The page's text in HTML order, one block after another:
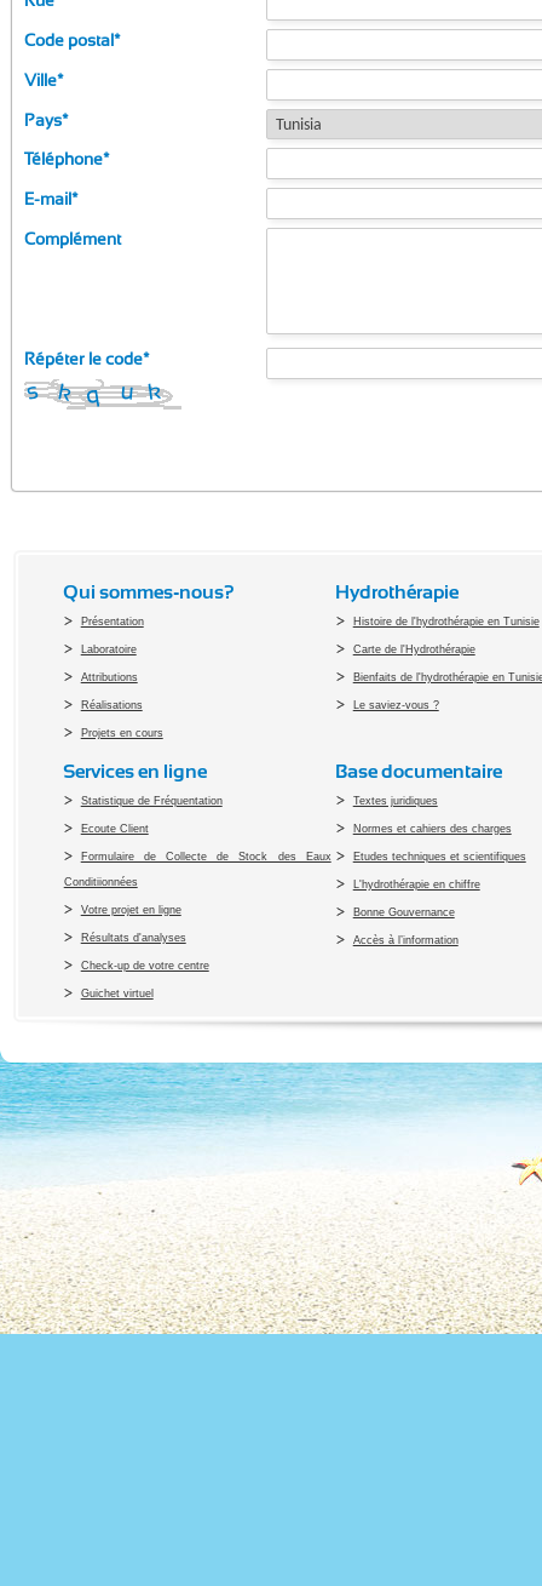
Code postal*
Ville*
Pays*
Téléphone*
E-mail*
Complément
Répéter le code*
Qui sommes-nous?
Présentation
Laboratoire
Attributions
Réalisations
Projets en cours
Hydrothérapie
Histoire de l'hydrothérapie en Tunisie
Carte de l'Hydrothérapie
Bienfaits de l'hydrothérapie en
Le saviez-vous ?
Services en ligne
Statistique de Fréquentation
Ecoute Client
Formulaire de Collecte de Stock des Eaux
Conditiionnées
Votre projet en ligne
Résultats d'analyses
Check-up de votre centre
Guichet virtuel
Base documentaire
Textes juridiques
Normes et cahiers des charges
Etudes techniques et scientifiques
L'hydrothérapie en chiffre
Bonne Gouvernance
Accès à l’information